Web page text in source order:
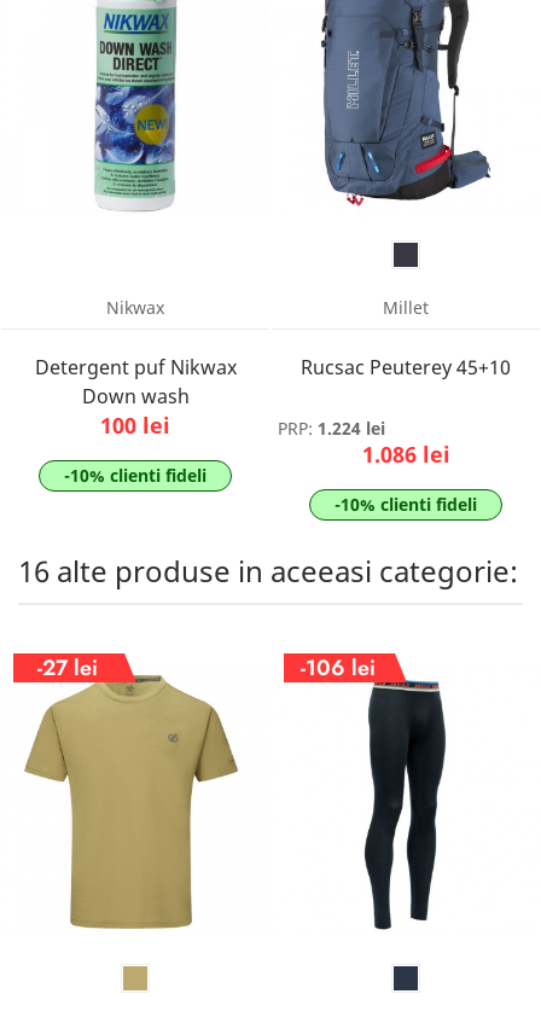
Nikwax
Detergent puf Nikwax
Down wash
100 lei
-10% clienti fideli
Millet
Rucsac Peuterey 45+10
PRP: 1.224 lei
1.086 lei
-10% clienti fideli
16 alte produse in aceeasi categorie:
-27 lei -106 lei